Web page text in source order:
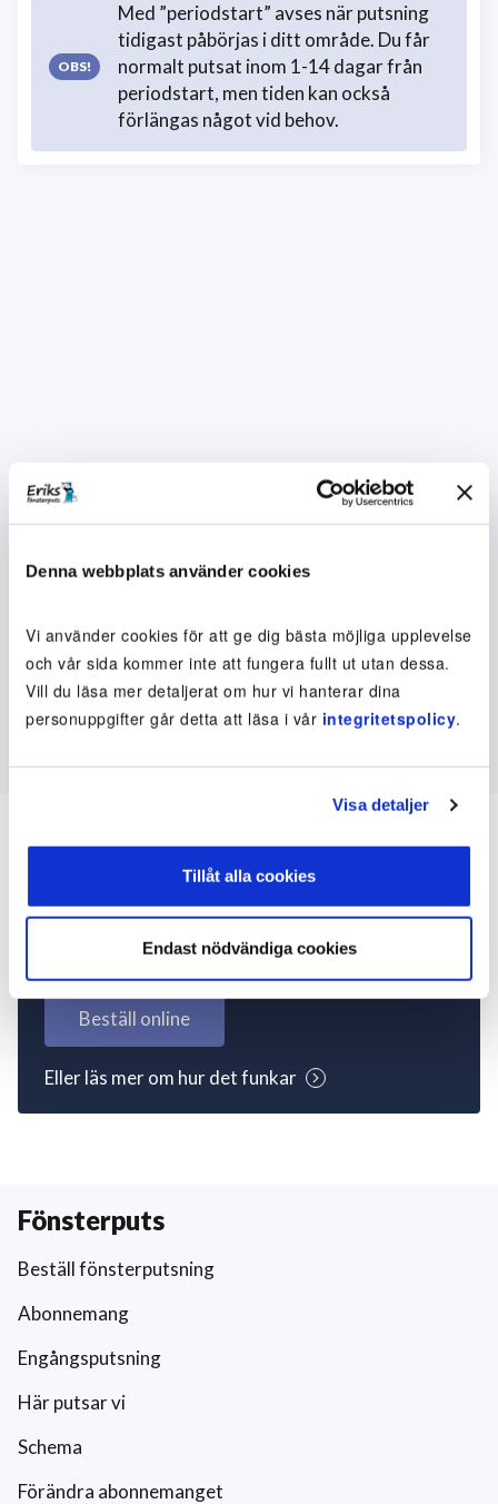
Denna webbplats använder cookies
Vi använder cookies för att ge dig bästa möjliga upplevelse
och vår sida kommer inte att fungera fullt ut utan dessa.
Vill du läsa mer detaljerat om hur vi hanterar dina
personuppgifter går detta att läsa i vår integritetspolicy.
Visa detaljer
Tillåt alla cookies
Endast nödvändiga cookies
Med ”periodstart” avses när putsning
tidigast påbörjas i ditt område. Du får
normalt putsat inom 1-14 dagar från
periodstart, men tiden kan också
förlängas något vid behov.
Inte kund ännu? Kom
igång nu!
Beställ online
Eller läs mer om hur det funkar
Fönsterputs
Beställ fönsterputsning
Abonnemang
Engångsputsning
Här putsar vi
Schema
Förändra abonnemanget